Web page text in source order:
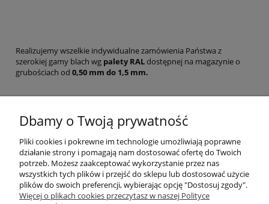
Realizujemy wszelkie indywidualne zamówienia Państwa z
szerokiej gamy blach wg palety RALdostępnej na magazynie o
grubościach od 0,50 mm do 1,5 mm.
Produkty powiązane
Wkręty farmerskie 4,8x20mm
50,00 zł
(netto:40,65 zł
Dbamy o Twoją prywatność
Pliki cookies i pokrewne im technologie umożliwiają poprawne
działanie strony i pomagają nam dostosować ofertę do Twoich
potrzeb. Możesz zaakceptować wykorzystanie przez nas
wszystkich tych plików i przejść do sklepu lub dostosować użycie
plików do swoich preferencji, wybierając opcję "Dostosuj zgody".
Więcej o plikach cookies przeczytasz w naszej Polityce